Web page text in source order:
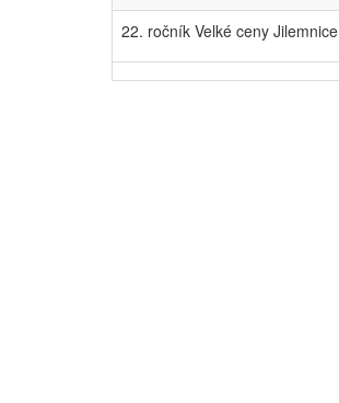
22. ročník Velké ceny Jilemnice